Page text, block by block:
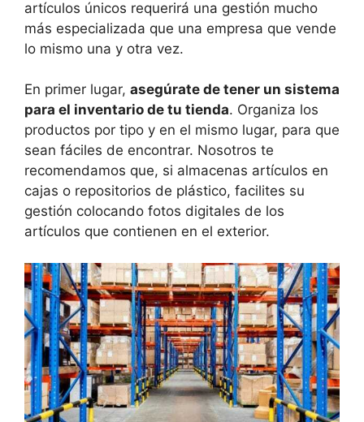
artículos únicos requerirá una gestión mucho
más especializada que una empresa que vende
lo mismo una y otra vez.
En primer lugar, asegúrate de tener un sistema
para el inventario de tu tienda. Organiza los
productos por tipo y en el mismo lugar, para que
sean fáciles de encontrar. Nosotros te
recomendamos que, si almacenas artículos en
cajas o repositorios de plástico, facilites su
gestión colocando fotos digitales de los
artículos que contienen en el exterior.